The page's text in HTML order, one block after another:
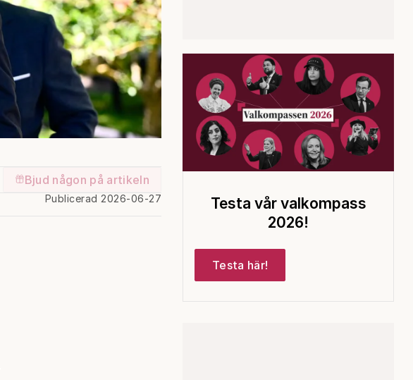
Bjud någon på artikeln
Publicerad 2026-06-27
Testa vår valkompass
2026!
Testa här!